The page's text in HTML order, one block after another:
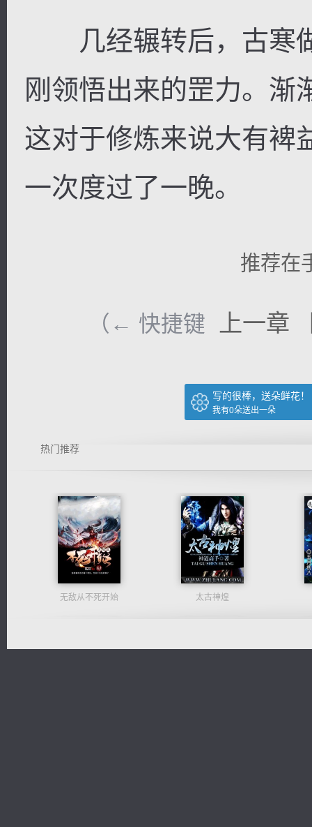
几经辗转后，古寒
刚领悟出来的罡力。渐
这对于修炼来说大有裨
一次度过了一晚。
推荐在
（← 快捷键 上一章
写的很棒，送朵鲜花！
我有0朵送出一朵
热门推荐
无敌从不死开始 太古神煌